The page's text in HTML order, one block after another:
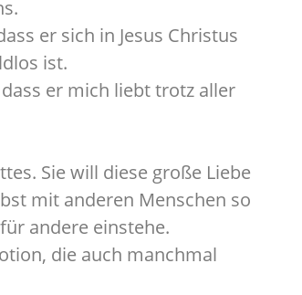
er sich in Jesus Christus
ist.
er mich liebt trotz aller
Sie will diese große Liebe
mit anderen Menschen so
andere einstehe.
die auch manchmal